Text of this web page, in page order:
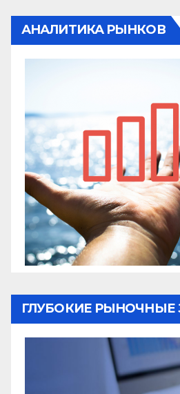
АНАЛИТИКА РЫНКОВ
ГЛУБОКИЕ РЫНОЧНЫЕ